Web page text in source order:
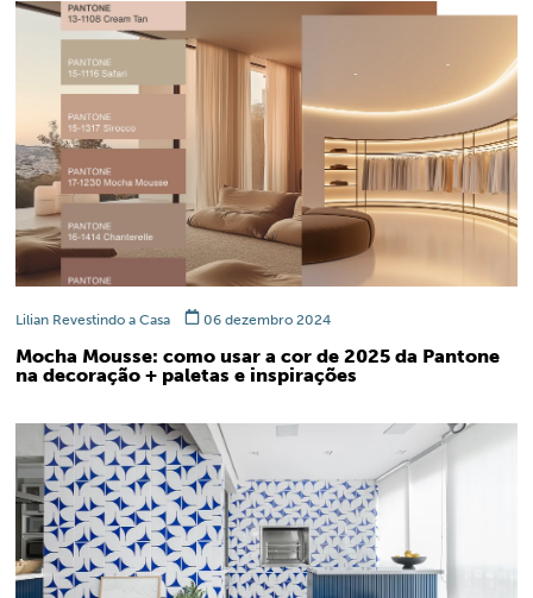
Lilian Revestindo a Casa 06 dezembro 2024
Mocha Mousse: como usar a cor de 2025 da Pantone
na decoração + paletas e inspirações